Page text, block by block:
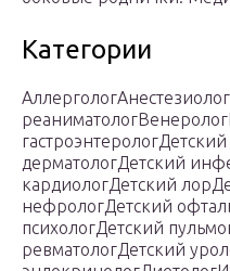
Категории
дерматологДетский
кардиологДетский
нефрологДетский
психологДетский
ревматологДетский